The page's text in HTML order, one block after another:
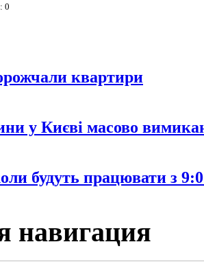
0
квартири
у Києві масово
будуть працювати з
навигация